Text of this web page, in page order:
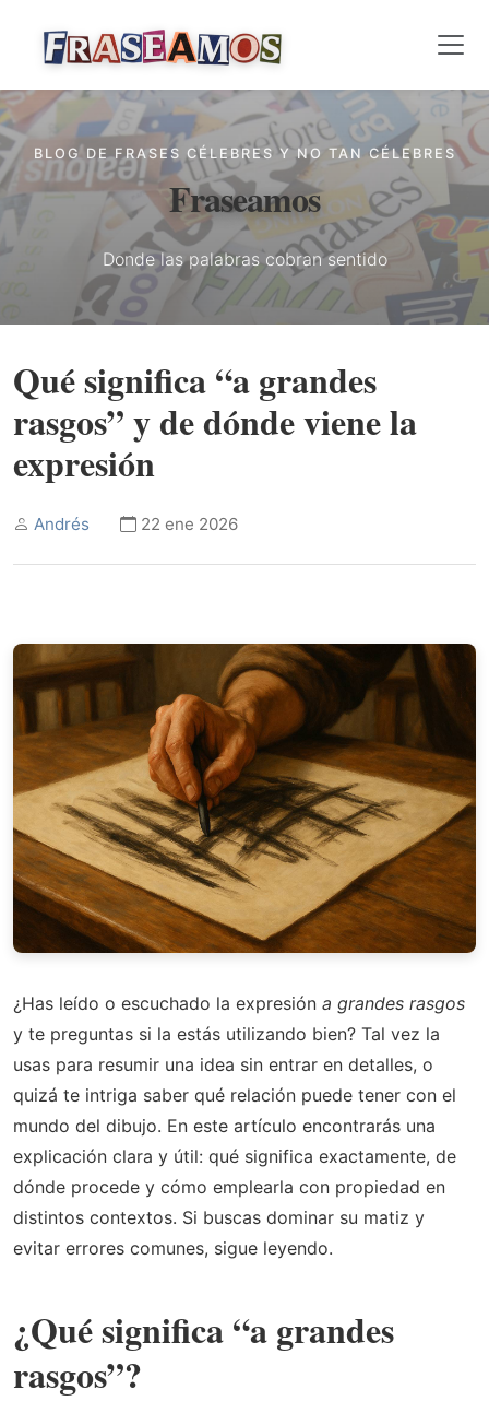
BLOG DE FRASES CÉLEBRES Y NO TAN CÉLEBRES
Fraseamos
Donde las palabras cobran sentido
Qué significa “a grandes
rasgos” y de dónde viene la
expresión
Andrés 22 ene 2026
¿Has leído o escuchado la expresión a grandes rasgos
y te preguntas si la estás utilizando bien? Tal vez la
usas para resumir una idea sin entrar en detalles, o
quizá te intriga saber qué relación puede tener con el
mundo del dibujo. En este artículo encontrarás una
explicación clara y útil: qué significa exactamente, de
dónde procede y cómo emplearla con propiedad en
distintos contextos. Si buscas dominar su matiz y
evitar errores comunes, sigue leyendo.
¿Qué significa “a grandes
rasgos”?